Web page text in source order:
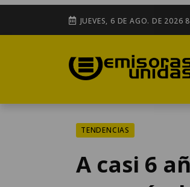
JUEVES, 6 DE AGO. DE 2026
TENDENCIAS
A casi 6